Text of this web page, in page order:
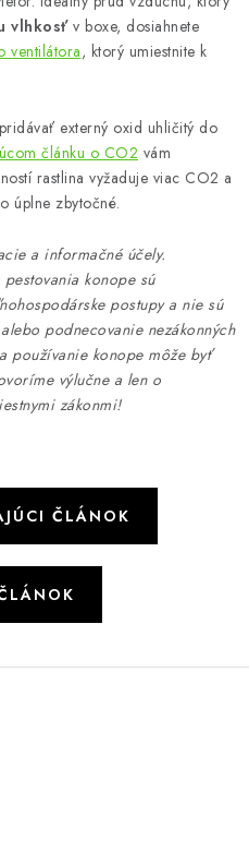
vlhkosťv boxe, dosiahnete
ventilátora, ktorý umiestnite k
externý oxid uhličitý do
článku o CO2 vám
rastlina vyžaduje viac CO2 a
úplne zbytočné.
a informačné účely.
konope sú
postupy a nie sú
podnecovanie nezákonných
používanie konope môže byť
výlučne a len o
zákonmi!
ČLÁNOK